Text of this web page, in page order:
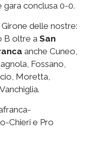
gara conclusa 0-0.
Girone delle nostre:
B oltre a San
anche Cuneo,
Fossano,
Moretta,
Chieri e Pro